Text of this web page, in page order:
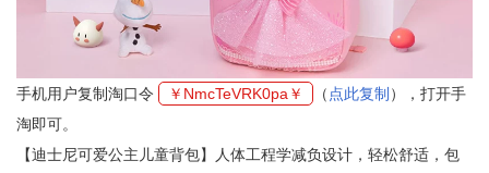
手机用户复制淘口令 ￥NmcTeVRK0pa￥ （ 点此复制 ），打开手
淘即可。
【迪士尼可爱公主儿童背包】人体工程学减负设计，轻松舒适，包